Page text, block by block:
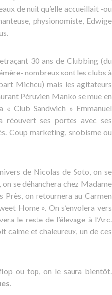
de nuit qu’elle accueillait -ou
physionomiste, Edwige
30 ans de Clubbing (du
nombreux sont les clubs à
Michou) mais les agitateurs
Péruvien Manko se mue en
Club Sandwich » Emmanuel
réouvert ses portes avec ses
Coup marketing, snobisme ou
de Nicolas de Soto, on se
se déhanchera chez Madame
Près, on retournera au Carmen
Home ». On s’envolera vers
le reste de l’élevage à l’Arc.
calme et chaleureux, un de ces
ou top, on le saura bientôt.
.